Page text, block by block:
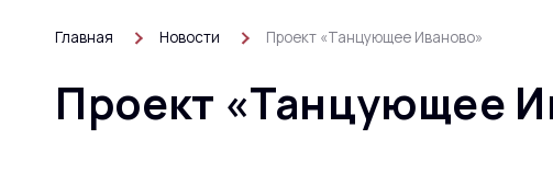
Главная Новости Проект «Танцующее Иваново»
Проект «Танцующее